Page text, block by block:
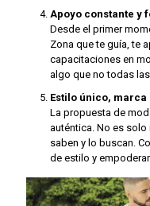
Apoyo constante y
Desde el primer
Zona que te guía, te
capacitaciones en
algo que no todas
Estilo único, marca
La propuesta de
auténtica. No es solo
saben y lo buscan.
de estilo y